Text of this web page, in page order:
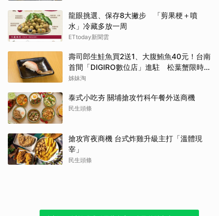
龍眼挑選、保存8大撇步 「剪果梗＋噴
水」冷藏多放一周
ETtoday新聞雲
壽司郎生鮭魚買2送1、大腹鮪魚40元！台南
首間「DIGIRO數位店」進駐 松葉蟹限時上
桌
姊妹淘
泰式小吃夯 關埔搶攻竹科午餐外送商機
民生頭條
搶攻宵夜商機 台式炸雞升級主打「溫體現
宰」
民生頭條